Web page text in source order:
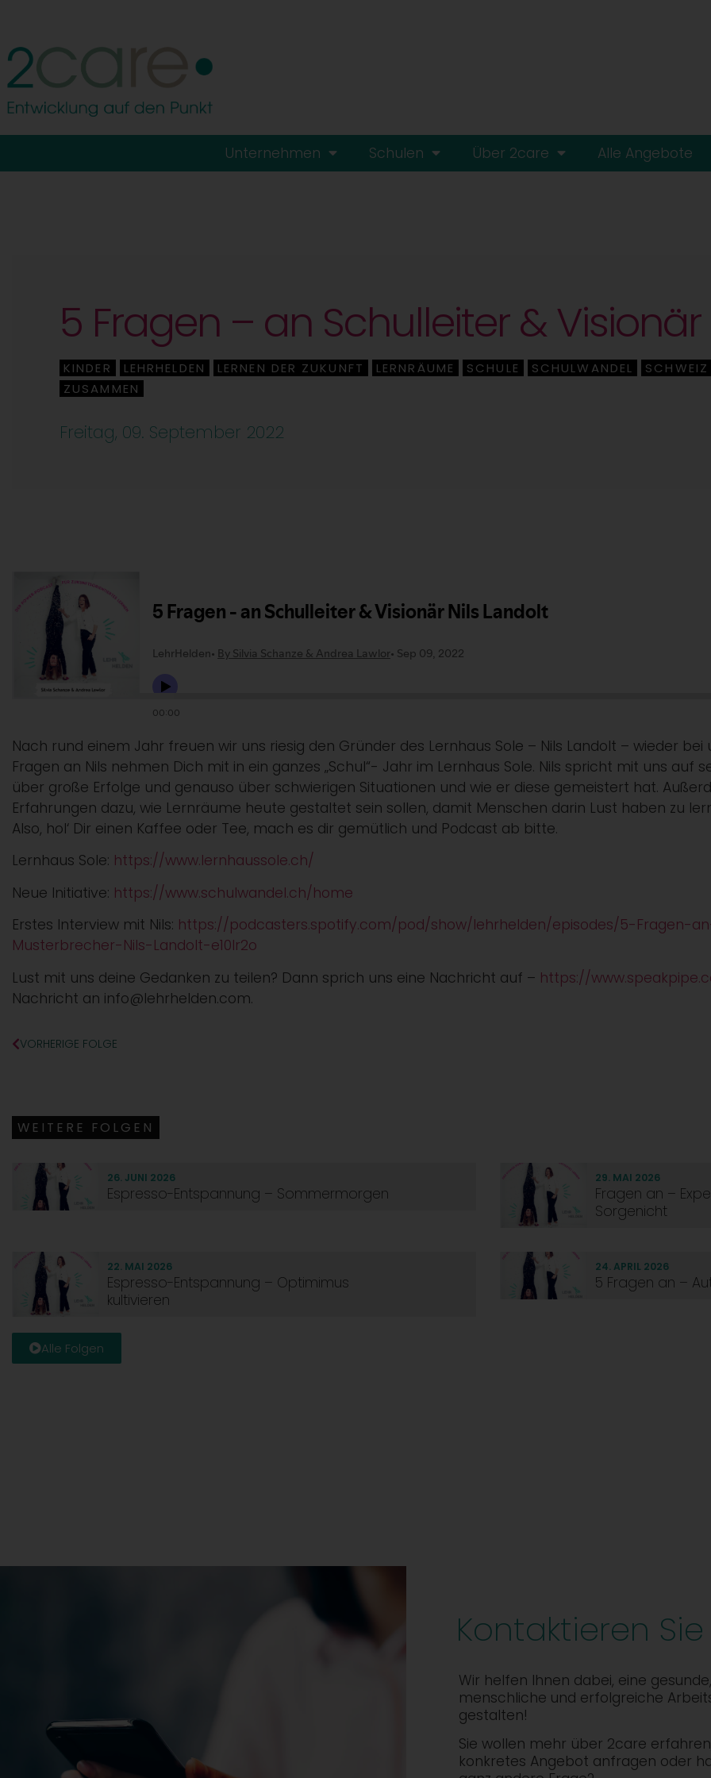
Unternehmen Schulen Über 2care Alle Angebote
5 Fragen – an Schulleiter &
KINDER LEHRHELDEN LERNEN DER ZUKUNFT LERNRÄUME SCHULE SCHULWANDEL SCHWEIZ
ZUSAMMEN
Freitag, 09. September 2022
Nach rund einem Jahr freuen wir uns riesig den Gründer des Lernhaus Sole – Nils Landolt – wieder
Fragen an Nils nehmen Dich mit in ein ganzes „Schul“- Jahr im Lernhaus Sole. Nils spricht mit uns auf
über große Erfolge und genauso über schwierigen Situationen und wie er diese gemeistert hat.
Erfahrungen dazu, wie Lernräume heute gestaltet sein sollen, damit Menschen darin Lust haben zu
Also, hol‘ Dir einen Kaffee oder Tee, mach es dir gemütlich und Podcast ab bitte.
Lernhaus Sole: https://www.lernhaussole.ch/
Neue Initiative: https://www.schulwandel.ch/home
Erstes Interview mit Nils: https://podcasters.spotify.com/pod/show/lehrhelden/episodes/5-Fragen-
Musterbrecher-Nils-Landolt-e10lr2o
Lust mit uns deine Gedanken zu teilen? Dann sprich uns eine Nachricht auf – https://
Nachricht an info@lehrhelden.com.
VORHERIGE FOLGE
WEITERE FOLGEN
26. JUNI 2026
Espresso-Entspannung – Sommermorgen
29. MAI 2026
Fragen an –
Sorgenicht
22. MAI 2026
Espresso-Entspannung – Optimimus
kultivieren
24. APRIL 2026
5 Fragen an –
Alle Folgen
Kontaktieren
Wir helfen Ihnen dabei, eine gesunde,
menschliche und erfolgreiche
gestalten!
Sie wollen mehr über 2care
konkretes Angebot anfragen oder